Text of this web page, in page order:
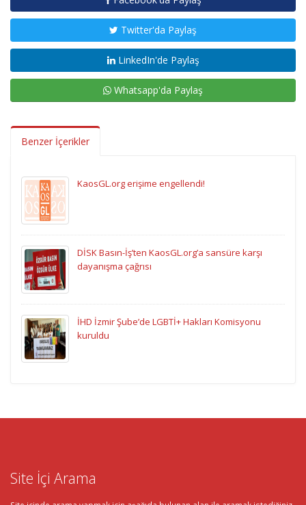
Twitter'da Paylaş
LinkedIn'de Paylaş
Whatsapp'da Paylaş
Benzer İçerikler
KaosGL.org erişime engellendi!
DİSK Basın-İş’ten KaosGL.org’a sansüre karşı
dayanışma çağrısı
İHD İzmir Şube’de LGBTİ+ Hakları Komisyonu
kuruldu
Site İçi Arama